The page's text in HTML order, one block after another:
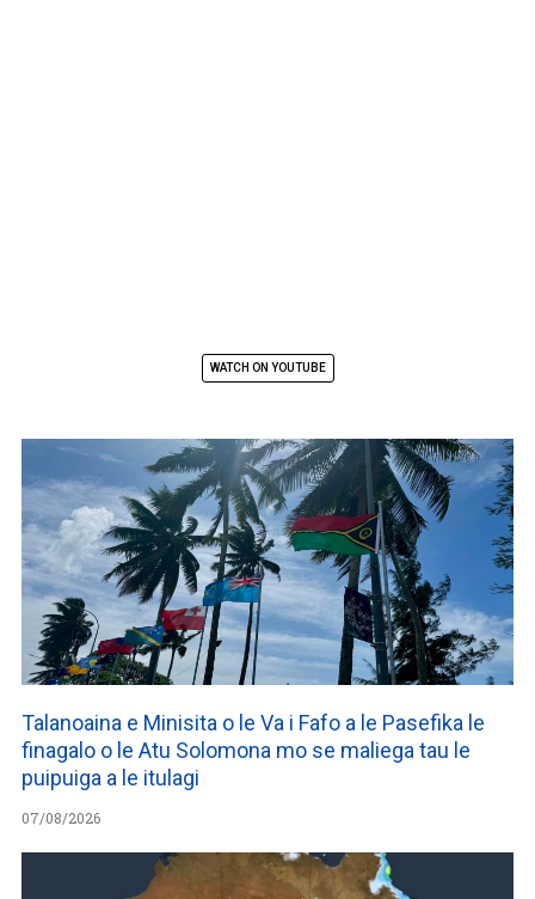
WATCH ON YOUTUBE
Talanoaina e Minisita o le Va i Fafo a le Pasefika le
finagalo o le Atu Solomona mo se maliega tau le
puipuiga a le itulagi
07/08/2026